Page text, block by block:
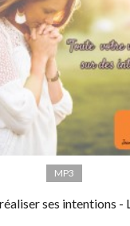
MP3
ses intentions -